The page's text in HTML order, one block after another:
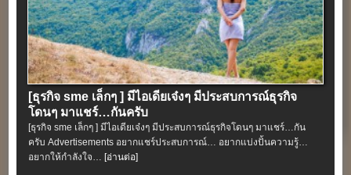
[ธุรกิจ sme เล็กๆ ] มีไอเดียเจ๋งๆ มีประสบการณ์ธุรกิจ
โดนๆ มาแชร์…กันครับ
[ธุรกิจ sme เล็กๆ ] มีไอเดียเจ๋งๆ มีประสบการณ์ธุรกิจโดนๆ มาแชร์…กัน
ครับ Advertisements อยากแชร์ประสบการณ์… อยากแบ่งปั้นความรู้…
อยากให้กำลังใจ…[อ่านต่อ]